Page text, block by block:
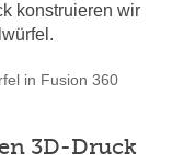
konstruieren wir
in Fusion 360
3D-Druck